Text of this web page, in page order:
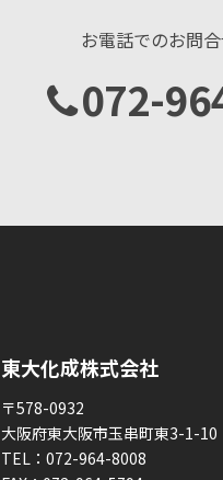
お電話でのお問
072-
東大化成株式会社
〒578-0932
大阪府東大阪市玉串町東3-1-10
TEL： 072-964-8008